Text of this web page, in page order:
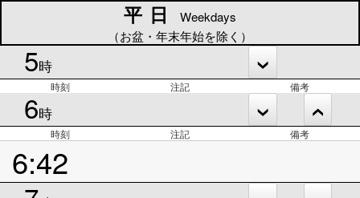
平日
Weekdays
（お盆・年末年始を除く）
5時
時刻 注記 備考
6時
時刻 注記 備考
6:42